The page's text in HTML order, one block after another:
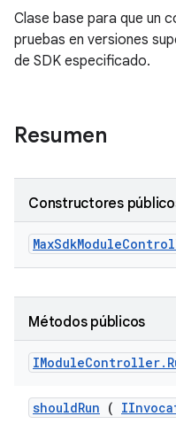
Clase base para que un
pruebas en versiones
de SDK especificado.
Resumen
Constructores
MaxSdkModule
Métodos públicos
IModuleController.
shouldRun (